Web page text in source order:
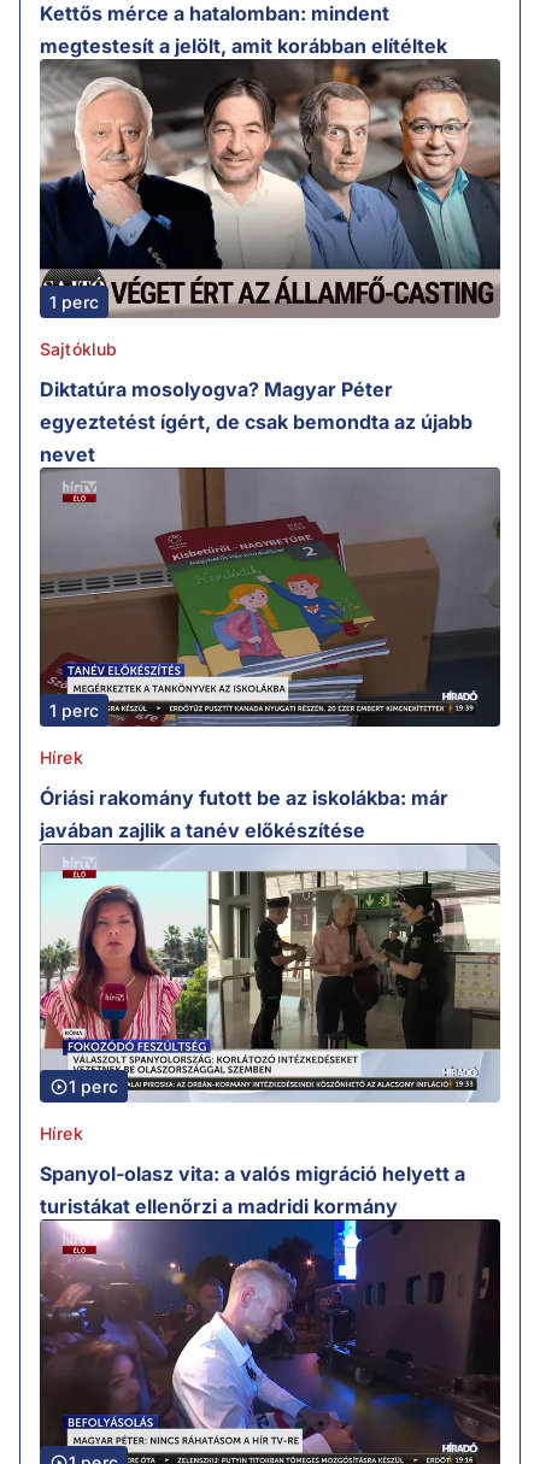
Kettős mérce a hatalomban: mindent
megtestesít a jelölt, amit korábban elítéltek
1 perc
Sajtóklub
Diktatúra mosolyogva? Magyar Péter
egyeztetést ígért, de csak bemondta az újabb
nevet
1 perc
Hírek
Óriási rakomány futott be az iskolákba: már
javában zajlik a tanév előkészítése
1 perc
Hírek
Spanyol-olasz vita: a valós migráció helyett a
turistákat ellenőrzi a madridi kormány